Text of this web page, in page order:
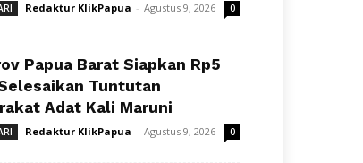
Redaktur KlikPapua - Agustus 9, 2026 0
Papua Barat Siapkan Rp5
Tuntutan
Adat Kali Maruni
Redaktur KlikPapua - Agustus 9, 2026 0